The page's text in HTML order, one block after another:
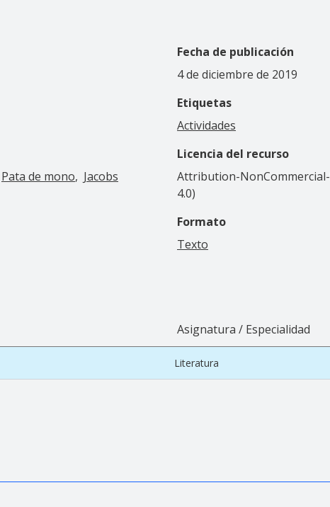
Pata de mono
Jacobs
Fecha de publicación
4 de diciembre de 2019
Etiquetas
Actividades
Licencia del recurso
Attribution-NonCommercial-
4.0)
Formato
Texto
Asignatura / Especialidad
Literatura